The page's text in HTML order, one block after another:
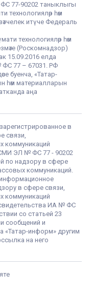
ФС 77-90202 таныклыгы
технологияләр һәм
итүче Федераль
технологияләр һәм
(Роскомнадзор)
15.09.2016 елда
ФС 77 – 67031. РФ
буенча, «Татар-
һәм материалларын
аңа
в
связи,
коммуникаций
ЭЛ № ФС 77 - 90202
по надзору в сфере
коммуникаций.
в сфере связи,
коммуникаций
ИА № ФС
со статьей 23
сообщений и
«Татар-информ» другим
на него